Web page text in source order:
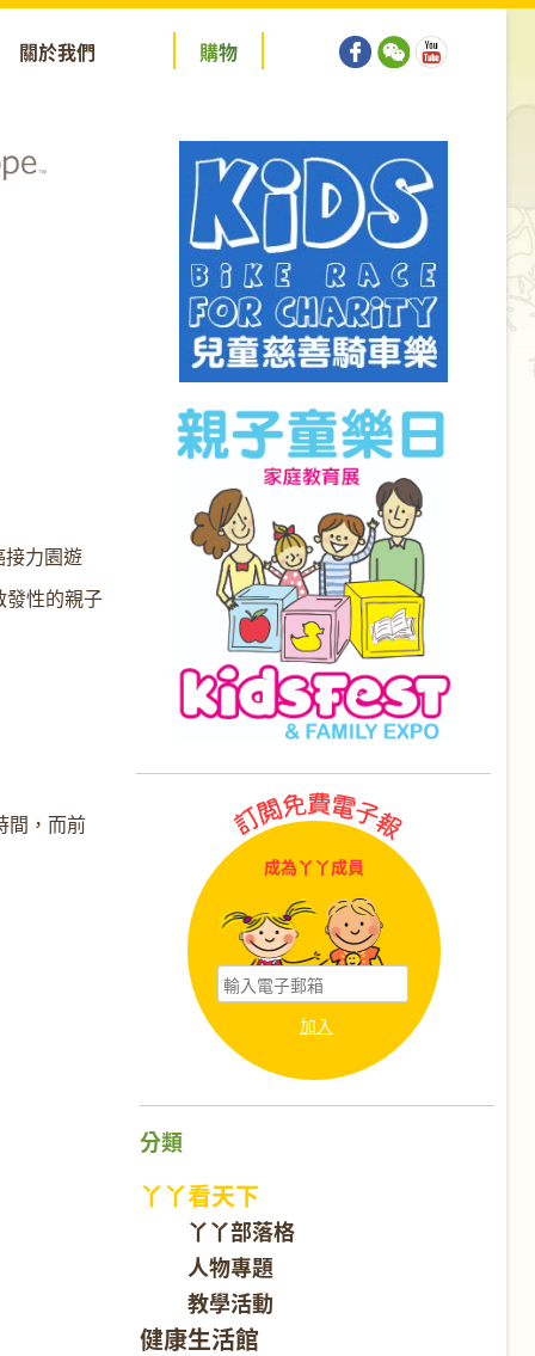
關於我們 購物
力園遊
性的親子
間，而前
分類
丫丫看天下
丫丫部落格
人物專題
教學活動
健康生活館
成為丫丫成員